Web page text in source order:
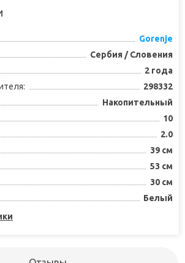
Gorenje
Сербия / Словения
2 года
298332
Накопительный
10
2.0
39 см
53 см
30 см
Белый